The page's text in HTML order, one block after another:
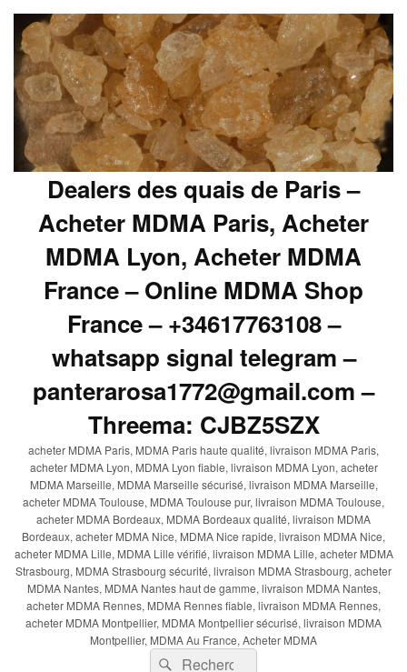
Dealers des quais de Paris –
Acheter MDMA Paris, Acheter
MDMA Lyon, Acheter MDMA
France – Online MDMA Shop
France – +34617763108 –
whatsapp signal telegram –
panterarosa1772@gmail.com –
Threema: CJBZ5SZX
acheter MDMA Paris, MDMA Paris haute qualité, livraison MDMA Paris,
acheter MDMA Lyon, MDMA Lyon fiable, livraison MDMA Lyon, acheter
MDMA Marseille, MDMA Marseille sécurisé, livraison MDMA Marseille,
acheter MDMA Toulouse, MDMA Toulouse pur, livraison MDMA Toulouse,
acheter MDMA Bordeaux, MDMA Bordeaux qualité, livraison MDMA
Bordeaux, acheter MDMA Nice, MDMA Nice rapide, livraison MDMA Nice,
acheter MDMA Lille, MDMA Lille vérifié, livraison MDMA Lille, acheter MDMA
Strasbourg, MDMA Strasbourg sécurité, livraison MDMA Strasbourg, acheter
MDMA Nantes, MDMA Nantes haut de gamme, livraison MDMA Nantes,
acheter MDMA Rennes, MDMA Rennes fiable, livraison MDMA Rennes,
acheter MDMA Montpellier, MDMA Montpellier sécurisé, livraison MDMA
Montpellier, MDMA Au France, Acheter MDMA
Recherche :
Rechercher